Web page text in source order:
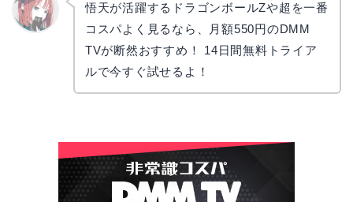
悟天が活躍するドラゴンボールZや超を一番
コスパよく見るなら、月額550円のDMM
TVが断然おすすめ！ 14日間無料トライア
ルで今すぐ試せるよ！